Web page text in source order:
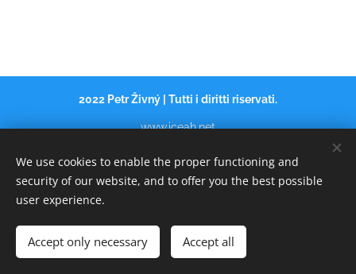
2022 Petr Živný | Tutti i diritti riservati.
www.iceah.net
ÚVOD Cookies
We use cookies to enable the proper functioning and
security of our website, and to offer you the best possible
user experience.
Accept only necessary Accept all